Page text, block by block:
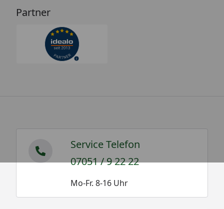
Partner
Service Telefon
07051 / 9 22 22
Mo-Fr. 8-16 Uhr